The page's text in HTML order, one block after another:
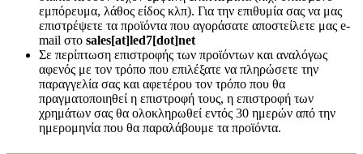
εμπόρευμα, λάθος είδος κλπ). Για την επιθυμία σας να μας
επιστρέψετε τα προϊόντα που αγοράσατε αποστείλετε μας e-
mail στο sales[at]led7[dot]net
Σε περίπτωση επιστροφής των προϊόντων και αναλόγως
αφενός με τον τρόπο που επιλέξατε να πληρώσετε την
παραγγελία σας και αφετέρου τον τρόπο που θα
πραγματοποιηθεί η επιστροφή τους, η επιστροφή των
χρημάτων σας θα ολοκληρωθεί εντός 30 ημερών από την
ημερομηνία που θα παραλάβουμε τα προϊόντα.